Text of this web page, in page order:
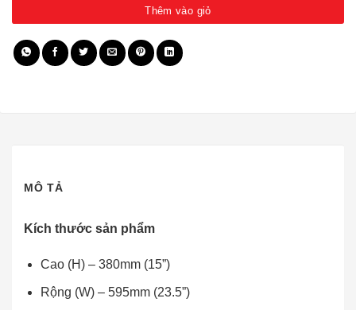
Thêm vào giỏ
MÔ TẢ
Kích thước sản phẩm
Cao (H) – 380mm (15”)
Rộng (W) – 595mm (23.5”)